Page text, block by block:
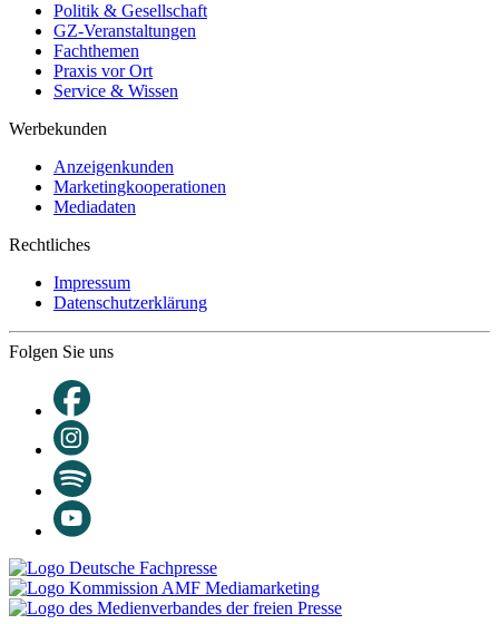
Politik & Gesellschaft
GZ-Veranstaltungen
Fachthemen
Praxis vor Ort
Service & Wissen
Werbekunden
Anzeigenkunden
Marketingkooperationen
Mediadaten
Rechtliches
Impressum
Datenschutzerklärung
Folgen Sie uns